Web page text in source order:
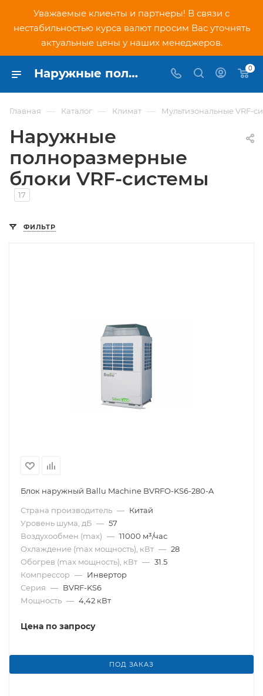
Уважаемые клиенты и партнеры! В связи с
нестабильностью курса валют просим Вас уточнять
актуальные цены у наших менеджеров.
Наружные полноразмерные блоки VRF-системы купить в Москве | PNDtech.ru 0
Главная — Каталог — Климат — Мультизональные VRF-
Наружные
полноразмерные
блоки VRF-системы
17
ФИЛЬТР
Блок наружный Ballu Machine BVRFO-KS6-280-A
Страна производитель — Китай
Уровень шума, дБ — 57
Воздухообмен (max) — 11000 м³/час
Охлаждение (max мощность), кВт — 28
Обогрев (max мощность), кВт — 31.5
Компрессор — Инвертор
Серия — BVRF-KS6
Мощность — 4,42 кВт
Цена по запросу
ПОД ЗАКАЗ